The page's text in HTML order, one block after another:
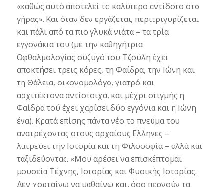
«καθώς αυτό αποτελεί το καλύτερο αντίδοτο στο
γήρας». Και όταν δεν εργάζεται, περιτριγυρίζεται
και πάλι από τα πιο γλυκά νιάτα – τα τρία
εγγονάκια του (με την καθηγήτρια
Οφθαλμολογίας σύζυγό του Τζούλη έχει
αποκτήσει τρεις κόρες, τη Φαίδρα, την Ιώνη και
τη Θάλεια, οικονομολόγο, γιατρό και
αρχιτέκτονα αντίστοιχα, και μέχρι στιγμής η
Φαίδρα τού έχει χαρίσει δύο εγγόνια και η Ιώνη
ένα). Κρατά επίσης πάντα νέο το πνεύμα του
ανατρέχοντας στους αρχαίους Ελληνες –
λατρεύει την Ιστορία και τη Φιλοσοφία – αλλά και
ταξιδεύοντας. «Μου αρέσει να επισκέπτομαι
μουσεία Τέχνης, Ιστορίας και Φυσικής Ιστορίας.
Δεν χορταίνω να μαθαίνω και, όσο περνούν τα